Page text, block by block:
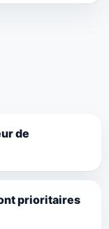
de
prioritaires